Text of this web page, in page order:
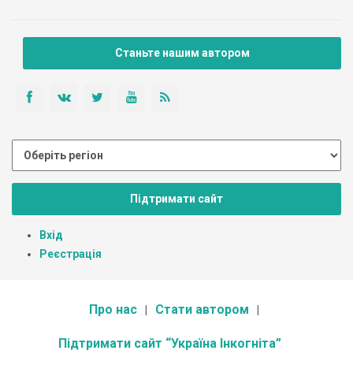
Станьте нашим автором
Підтримати сайт
Вхід
Реєстрація
Про нас Стати автором
Підтримати сайт “Україна Інкогніта”